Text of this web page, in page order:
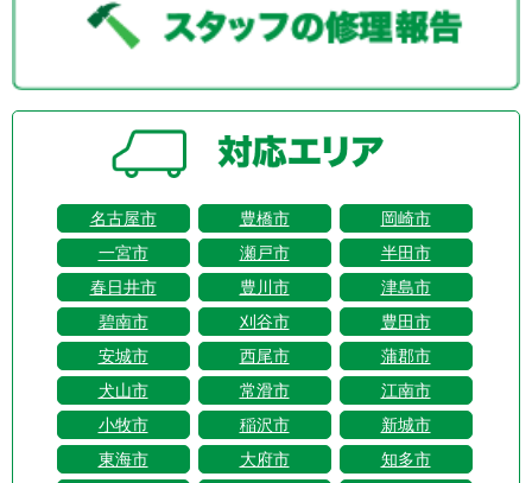
名古屋市 豊橋市
岡崎市
一宮市
瀬戸市
半田市
春日井市
豊川市
津島市
碧南市
刈谷市
豊田市
安城市
西尾市
蒲郡市
犬山市
常滑市
江南市
小牧市
稲沢市
新城市
東海市
大府市
知多市